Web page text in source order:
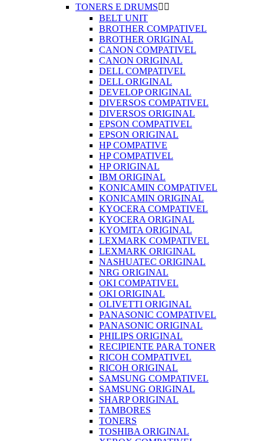
TONERS E DRUMS 
BELT UNIT
BROTHER COMPATIVEL
BROTHER ORIGINAL
CANON COMPATIVEL
CANON ORIGINAL
DELL COMPATIVEL
DELL ORIGINAL
DEVELOP ORIGINAL
DIVERSOS COMPATIVEL
DIVERSOS ORIGINAL
EPSON COMPATIVEL
EPSON ORIGINAL
HP COMPATIVE
HP COMPATIVEL
HP ORIGINAL
IBM ORIGINAL
KONICAMIN COMPATIVEL
KONICAMIN ORIGINAL
KYOCERA COMPATIVEL
KYOCERA ORIGINAL
KYOMITA ORIGINAL
LEXMARK COMPATIVEL
LEXMARK ORIGINAL
NASHUATEC ORIGINAL
NRG ORIGINAL
OKI COMPATIVEL
OKI ORIGINAL
OLIVETTI ORIGINAL
PANASONIC COMPATIVEL
PANASONIC ORIGINAL
PHILIPS ORIGINAL
RECIPIENTE PARA TONER
RICOH COMPATIVEL
RICOH ORIGINAL
SAMSUNG COMPATIVEL
SAMSUNG ORIGINAL
SHARP ORIGINAL
TAMBORES
TONERS
TOSHIBA ORIGINAL